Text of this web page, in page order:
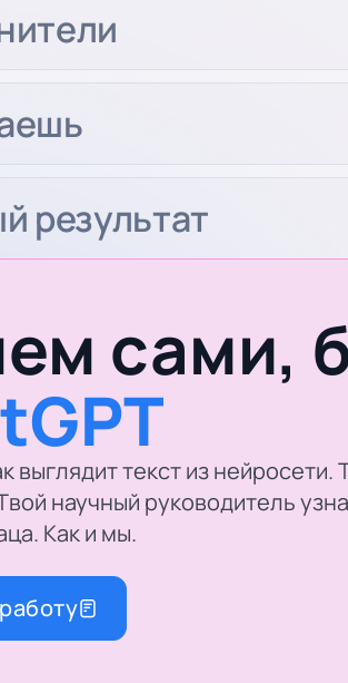
результат
сами,
выглядит текст из нейросети.
научный руководитель
Как и мы.